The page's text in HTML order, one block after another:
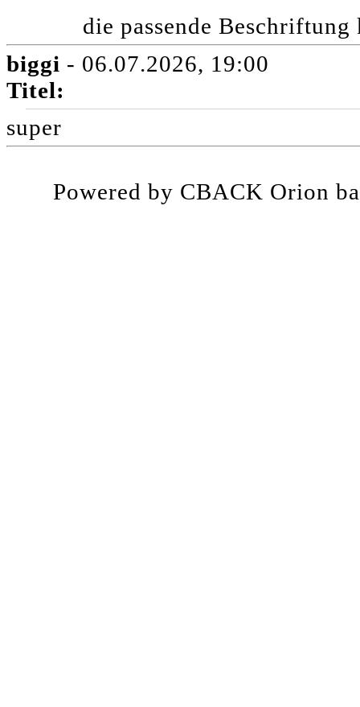
die passende
biggi - 06.07.2026, 19:00
Titel:
super
Powered by CBACK Orion